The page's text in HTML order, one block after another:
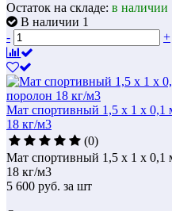
Остаток на складе: в наличии
В наличии 1
-
+
Мат спортивный 1,5 х 1 х 0,1
18 кг/м3
(0)
Мат спортивный 1,5 х 1 х 0,1
18 кг/м3
5 600 руб. за шт